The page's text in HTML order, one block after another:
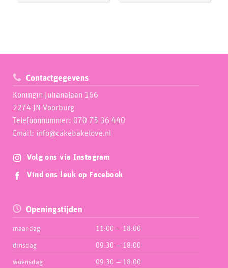
Contactgegevens
Koningin Julianalaan 166
2274 JN Voorburg
Telefoonnummer: 070 75 36 440
Email: info@cakebakelove.nl
Volg ons via Instagram
Vind ons leuk op Facebook
Openingstijden
maandag 11:00 — 18:00
dinsdag 09:30 — 18:00
woensdag 09:30 — 18:00